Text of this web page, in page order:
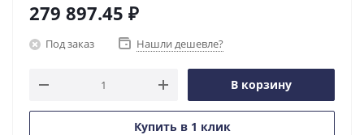
279 897.45 ₽
Под заказ Нашли дешевле?
В корзину
Купить в 1 клик